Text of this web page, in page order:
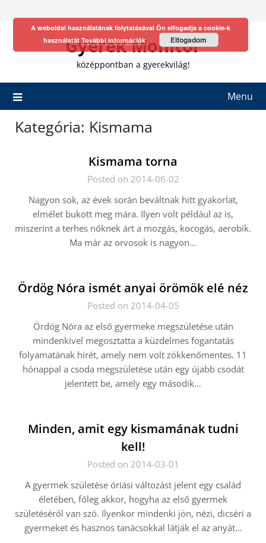
Gyerek Monitor
középpontban a gyerekvilág!
Menu
Kategória: Kismama
Kismama torna
Posted on 2014-06-02
Nagyon sok, az évek során beváltnak hitt gyakorlat,
elmélet bukott meg mára. Ilyen volt például az is,
miszerint a terhes nőknek árt a mozgás, kocogás, aerobik.
Ma már az orvosok is nagyon…
Ördög Nóra ismét anyai örömök elé néz
Posted on 2014-04-05
Ördög Nóra az első gyermeke megszületése után
mindenkivel megosztatta a küzdelmes fogantatás
folyamatának hírét, amely nem volt zökkenőmentes. 11
hónappal a csoda megszületése után egy újabb csodát
jelentett be, amely egy második…
Minden, amit egy kismamának tudni
kell!
Posted on 2014-03-01
A gyermek születése óriási változást jelent egy család
életében, főleg akkor, hogyha az első gyermek
születéséről van szó. Ilyenkor mindenki jön, nézi, dicséri a
gyermeket és hasznos tanácsokkal látják el az anyát…
A weboldal használatának folytatásával Ön elfogadja a cookie-k
használatát További információk Elfogadom